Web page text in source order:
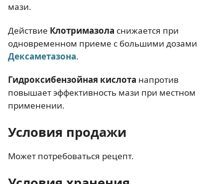
мази.
Действие Клотримазола снижается при
одновременном приеме с большими дозами
Дексаметазона.
Гидроксибензойная кислота напротив
повышает эффективность мази при местном
применении.
Условия продажи
Может потребоваться рецепт.